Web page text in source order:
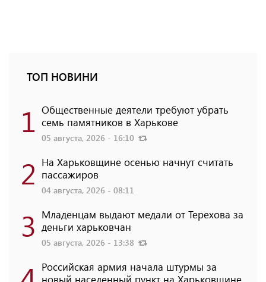
ТОП НОВИНИ
1 Общественные деятели требуют убрать
семь памятников в Харькове
05 августа, 2026 - 16:10
2 На Харьковщине осенью начнут считать
пассажиров
04 августа, 2026 - 08:11
3 Младенцам выдают медали от Терехова за
деньги харьковчан
05 августа, 2026 - 13:38
Российская армия начала штурмы за
новый населенный пункт на Харьковщине